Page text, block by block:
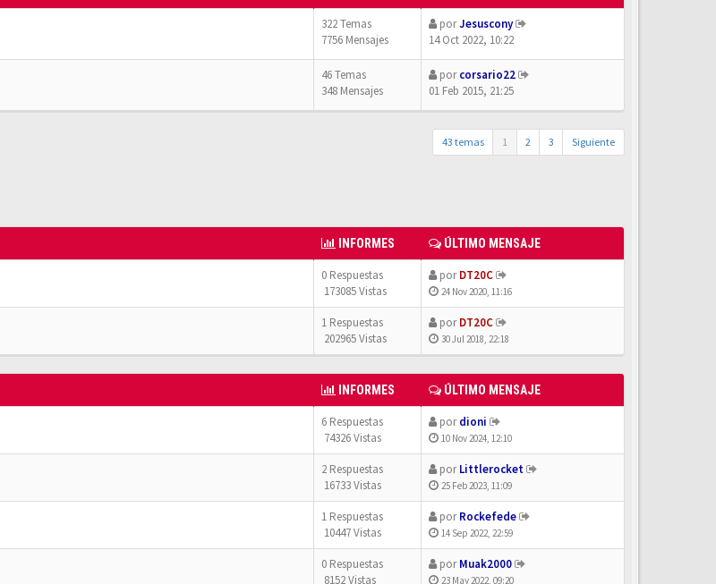
322 Temas
7756 Mensajes
porJesuscony
14 Oct 2022, 10:22
46 Temas
348 Mensajes
porcorsario22
01 Feb 2015, 21:25
43 temas 1 2 3 Siguiente
INFORMES ÚLTIMO MENSAJE
0 Respuestas
173085 Vistas
porDT20C
24 Nov 2020, 11:16
1 Respuestas
202965 Vistas
porDT20C
30 Jul 2018, 22:18
INFORMES ÚLTIMO MENSAJE
6 Respuestas
74326 Vistas
pordioni
10 Nov 2024, 12:10
2 Respuestas
16733 Vistas
porLittlerocket
25 Feb 2023, 11:09
1 Respuestas
10447 Vistas
porRockefede
14 Sep 2022, 22:59
0 Respuestas
8152 Vistas
porMuak2000
23 May 2022, 09:20